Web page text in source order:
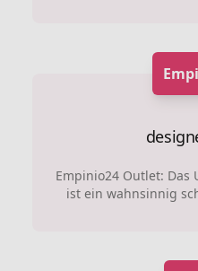
Empinio24 Outlet: Das
ist ein wahnsinnig